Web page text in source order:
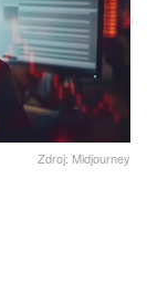
Zdroj: Midjourney